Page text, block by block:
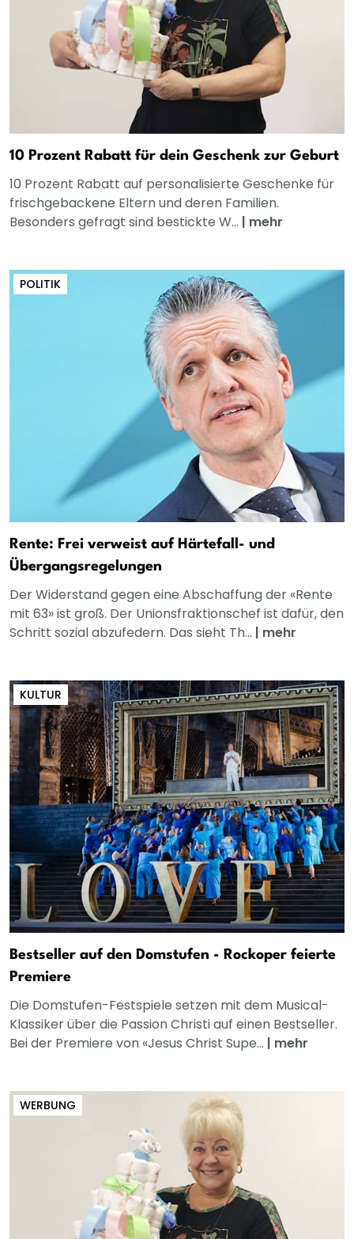
10 Prozent Rabatt für dein Geschenk zur Geburt
10 Prozent Rabatt auf personalisierte Geschenke für
frischgebackene Eltern und deren Familien.
Besonders gefragt sind bestickte W... | mehr
POLITIK
Rente: Frei verweist auf Härtefall- und
Übergangsregelungen
Der Widerstand gegen eine Abschaffung der «Rente
mit 63» ist groß. Der Unionsfraktionschef ist dafür, den
Schritt sozial abzufedern. Das sieht Th... | mehr
KULTUR
Bestseller auf den Domstufen - Rockoper feierte
Premiere
Die Domstufen-Festspiele setzen mit dem Musical-
Klassiker über die Passion Christi auf einen Bestseller.
Bei der Premiere von «Jesus Christ Supe... | mehr
WERBUNG